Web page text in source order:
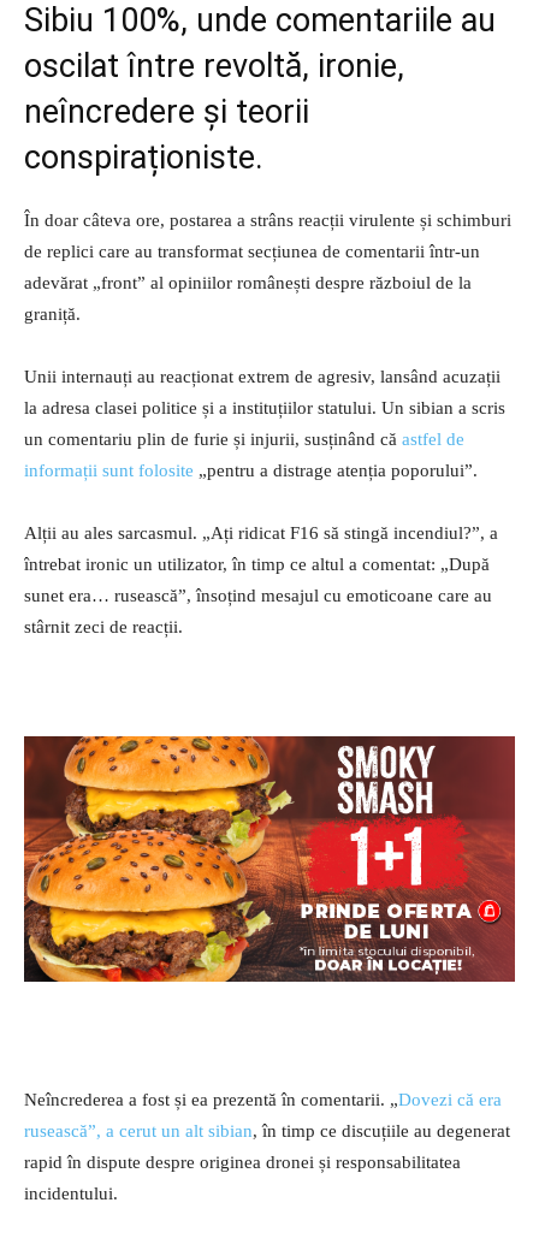
Sibiu 100%, unde comentariile au
oscilat între revoltă, ironie,
neîncredere și teorii
conspiraționiste.
În doar câteva ore, postarea a strâns reacții virulente și schimburi
de replici care au transformat secțiunea de comentarii într-un
adevărat „front” al opiniilor românești despre războiul de la
graniță.
Unii internauți au reacționat extrem de agresiv, lansând acuzații
la adresa clasei politice și a instituțiilor statului. Un sibian a scris
un comentariu plin de furie și injurii, susținând că astfel de
informații sunt folosite „pentru a distrage atenția poporului”.
Alții au ales sarcasmul. „Ați ridicat F16 să stingă incendiul?”, a
întrebat ironic un utilizator, în timp ce altul a comentat: „După
sunet era… rusească”, însoțind mesajul cu emoticoane care au
stârnit zeci de reacții.
Neîncrederea a fost și ea prezentă în comentarii. „Dovezi că era
rusească”, a cerut un alt sibian, în timp ce discuțiile au degenerat
rapid în dispute despre originea dronei și responsabilitatea
incidentului.